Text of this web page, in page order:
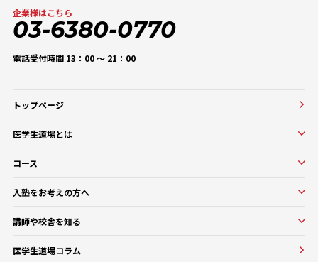
企業様はこちら
03-6380-0770
電話受付時間 13：00 〜 21：00
トップページ
医学生道場とは
口コミ・評判
コース
コース一覧
医学部基礎医学・生物学対策コース
医学部基礎医学・生物学対策コース
入塾をお考えの方へ
入塾をお考えの方へ
よくある質問
講師や校舎を知る
講師・教務紹介
医学生道場コラム